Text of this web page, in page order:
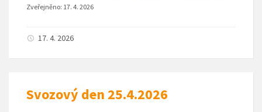
Zveřejněno: 17. 4. 2026
17. 4. 2026
Svozový den 25.4.2026